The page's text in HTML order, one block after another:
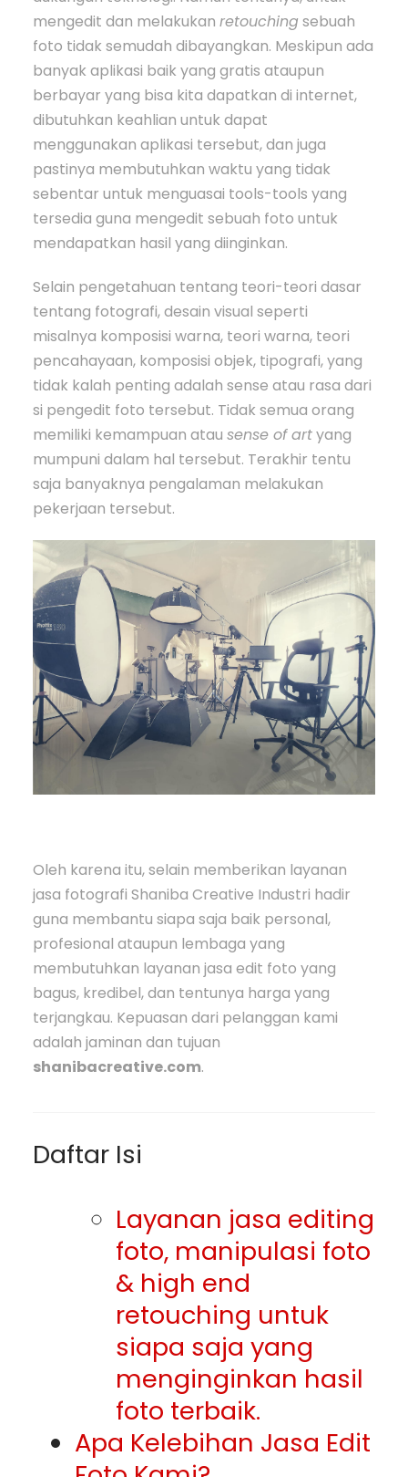
mengedit dan melakukanretouching sebuah
foto tidak semudah dibayangkan. Meskipun ada
banyak aplikasi baik yang gratis ataupun
berbayar yang bisa kita dapatkan di internet,
dibutuhkan keahlian untuk dapat
menggunakan aplikasi tersebut, dan juga
pastinya membutuhkan waktu yang tidak
sebentar untuk menguasai tools-tools yang
tersedia guna mengedit sebuah foto untuk
mendapatkan hasil yang diinginkan.
Selain pengetahuan tentang teori-teori dasar
tentang fotografi, desain visual seperti
misalnya komposisi warna, teori warna, teori
pencahayaan, komposisi objek, tipografi, yang
tidak kalah penting adalah sense atau rasa dari
si pengedit foto tersebut. Tidak semua orang
memiliki kemampuan atausense of artyang
mumpuni dalam hal tersebut. Terakhir tentu
saja banyaknya pengalaman melakukan
pekerjaan tersebut.
Oleh karena itu, selain memberikan layanan
jasa fotografi Shaniba Creative Industri hadir
guna membantu siapa saja baik personal,
profesional ataupun lembaga yang
membutuhkan layanan jasa edit foto yang
bagus, kredibel, dan tentunya harga yang
terjangkau. Kepuasan dari pelanggan kami
adalah jaminan dan tujuan
shanibacreative.com.
Daftar Isi
Layanan jasa editing
foto, manipulasi foto
& high end
retouching untuk
siapa saja yang
menginginkan hasil
foto terbaik.
Apa Kelebihan Jasa Edit